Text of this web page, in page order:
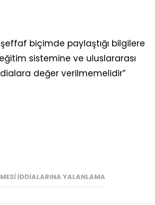
biçimde paylaştığı bilgilere
sistemine ve uluslararası
değer verilmemelidir”
İDDIALARINA YALANLAMA